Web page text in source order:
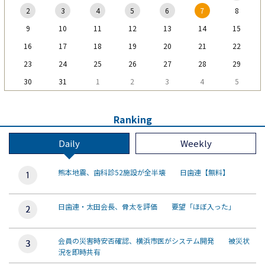
2
3 4 5 6 7
8
9
10 11 12 13 14
15
16
17 18 19 20 21
22
23
24 25 26 27 28
29
30
31 1 2 3 4 5
Ranking
Daily Weekly
熊本地震、歯科診52施設が全半壊 日歯連【無料】
日歯連・太田会長、骨太を評価 要望「ほぼ入った」
会員の災害時安否確認、横浜市医がシステム開発 被災状
況を即時共有